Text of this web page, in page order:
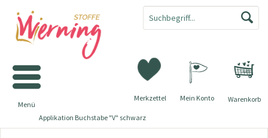
Warenkorb
Merkzettel Mein Konto
Menü
Applikation Buchstabe "V" schwarz